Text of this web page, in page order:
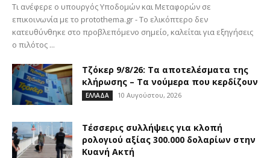
Τι ανέφερε ο υπουργός Υποδομών και Μεταφορών σε
επικοινωνία με το protothema.gr - Το ελικόπτερο δεν
κατευθύνθηκε στο προβλεπόμενο σημείο, καλείται για εξηγήσεις
ο πιλότος ...
Τζόκερ 9/8/26: Τα αποτελέσματα της
κλήρωσης – Τα νούμερα που κερδίζουν
ΕΛΛΑΔΑ 10 Αυγούστου, 2026
Τέσσερις συλλήψεις για κλοπή
ρολογιού αξίας 300.000 δολαρίων στην
Κυανή Ακτή